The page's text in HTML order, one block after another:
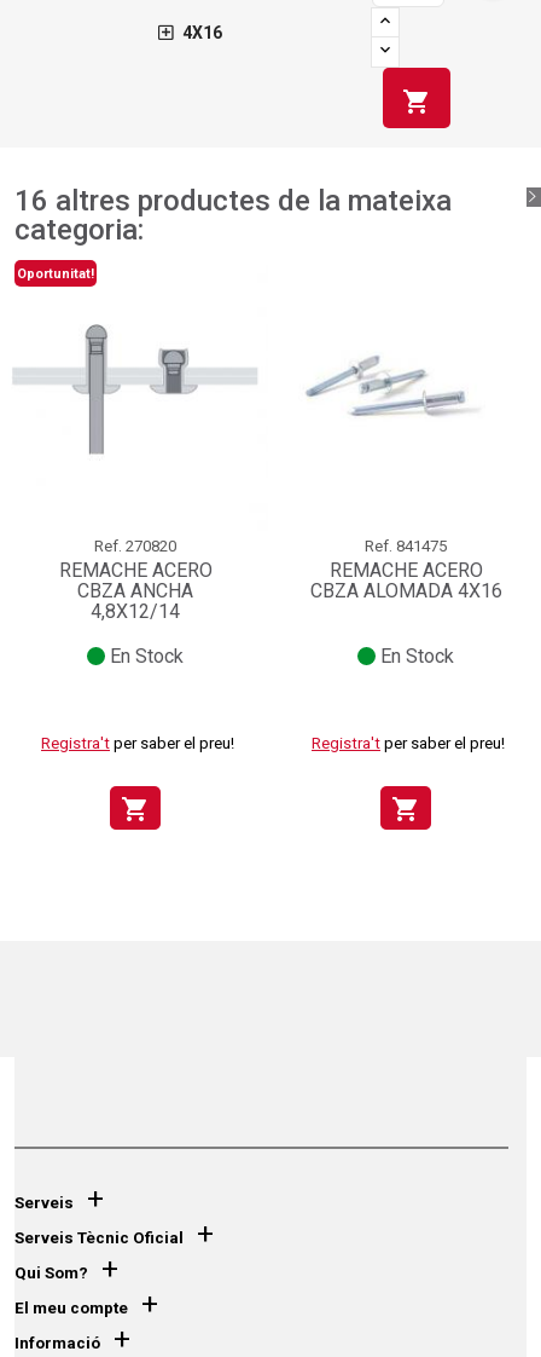
4X16
shopping_cart
16 altres productes de la mateixa
categoria:
Oportunitat!
Ref. 270820
REMACHE ACERO
CBZA ANCHA
4,8X12/14
En Stock
Registra't per saber el preu!
shopping_cart
Ref. 841475
REMACHE ACERO
CBZA ALOMADA 4X16
En Stock
Registra't per saber el preu!
shopping_cart
Serveis +
Serveis Tècnic Oficial +
Qui Som? +
El meu compte +
Informació +